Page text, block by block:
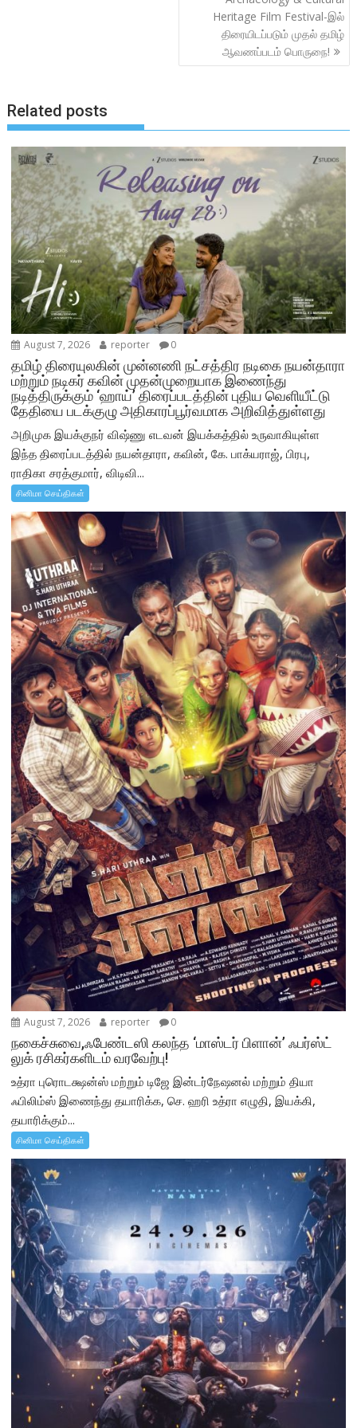
Heritage Film Festival-இல்
திரையிடப்படும் முதல் தமிழ்
ஆவணப்படம் பொருநை!
Related posts
August 7, 2026 reporter 0
தமிழ் திரையுலகின் முன்னணி நட்சத்திர நடிகை நயன்தாரா
மற்றும் நடிகர் கவின் முதன்முறையாக இணைந்து
நடித்திருக்கும் ‘ஹாய்’ திரைப்படத்தின் புதிய வெளியீட்டு
தேதியை படக்குழு அதிகாரப்பூர்வமாக அறிவித்துள்ளது
அறிமுக இயக்குநர் விஷ்ணு எடவன் இயக்கத்தில் உருவாகியுள்ள
இந்த திரைப்படத்தில் நயன்தாரா, கவின், கே. பாக்யராஜ், பிரபு,
ராதிகா சரத்குமார், விடிவி...
சினிமா செய்திகள்
August 7, 2026 reporter 0
நகைச்சுவை,ஃபேண்டஸி கலந்த ‘மாஸ்டர் பிளான்’ ஃபர்ஸ்ட்
லுக் ரசிகர்களிடம் வரவேற்பு!
உத்ரா புரொடக்ஷன்ஸ் மற்றும் டிஜே இன்டர்நேஷனல் மற்றும் தியா
ஃபிலிம்ஸ் இணைந்து தயாரிக்க, செ. ஹரி உத்ரா எழுதி, இயக்கி,
தயாரிக்கும்...
சினிமா செய்திகள்